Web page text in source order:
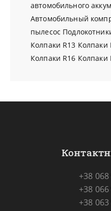
автомобильного
Автомобильный
пылесос
Колпаки R13 Колпаки
Колпаки R16 Колпаки
+38
+38
+38